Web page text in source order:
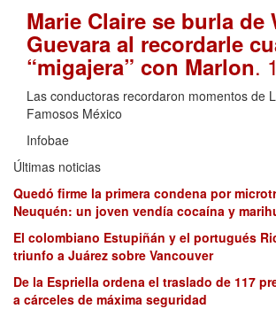
Marie Claire se burla de
Guevara al recordarle
“migajera” con Marlon.
Las conductoras recordaron momentos de
Famosos México
Infobae
Últimas noticias
Quedó firme la primera condena por
Neuquén: un joven vendía cocaína y
El colombiano Estupiñán y el portugués
triunfo a Juárez sobre Vancouver
De la Espriella ordena el traslado de 117
a cárceles de máxima seguridad